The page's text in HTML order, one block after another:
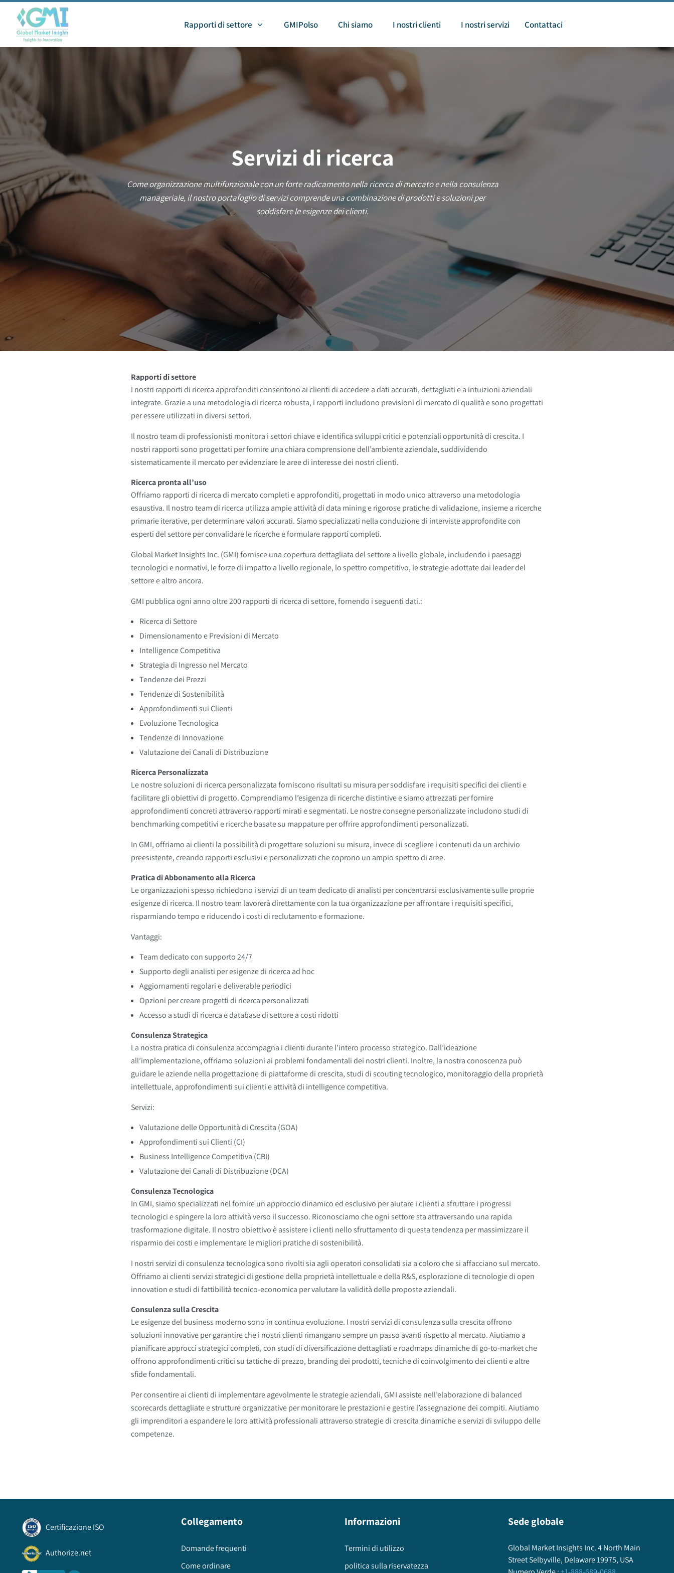
Rapporti di settore GMIPolso Chi siamo I nostri clienti I nostri servizi Contattaci
Servizi di ricerca
Come organizzazione multifunzionale con un forte radicamento nella ricerca di mercato e nella consulenza
manageriale, il nostro portafoglio di servizi comprende una combinazione di prodotti e soluzioni per
soddisfare le esigenze dei clienti.
Rapporti di settore
I nostri rapporti di ricerca approfonditi consentono ai clienti di accedere a dati accurati, dettagliati e a intuizioni aziendali
integrate. Grazie a una metodologia di ricerca robusta, i rapporti includono previsioni di mercato di qualità e sono progettati
per essere utilizzati in diversi settori.
Il nostro team di professionisti monitora i settori chiave e identifica sviluppi critici e potenziali opportunità di crescita. I
nostri rapporti sono progettati per fornire una chiara comprensione dell’ambiente aziendale, suddividendo
sistematicamente il mercato per evidenziare le aree di interesse dei nostri clienti.
Ricerca pronta all’uso
Offriamo rapporti di ricerca di mercato completi e approfonditi, progettati in modo unico attraverso una metodologia
esaustiva. Il nostro team di ricerca utilizza ampie attività di data mining e rigorose pratiche di validazione, insieme a ricerche
primarie iterative, per determinare valori accurati. Siamo specializzati nella conduzione di interviste approfondite con
esperti del settore per convalidare le ricerche e formulare rapporti completi.
Global Market Insights Inc. (GMI) fornisce una copertura dettagliata del settore a livello globale, includendo i paesaggi
tecnologici e normativi, le forze di impatto a livello regionale, lo spettro competitivo, le strategie adottate dai leader del
settore e altro ancora.
GMI pubblica ogni anno oltre 200 rapporti di ricerca di settore, fornendo i seguenti dati.:
Ricerca di Settore
Dimensionamento e Previsioni di Mercato
Intelligence Competitiva
Strategia di Ingresso nel Mercato
Tendenze dei Prezzi
Tendenze di Sostenibilità
Approfondimenti sui Clienti
Evoluzione Tecnologica
Tendenze di Innovazione
Valutazione dei Canali di Distribuzione
Ricerca Personalizzata
Le nostre soluzioni di ricerca personalizzata forniscono risultati su misura per soddisfare i requisiti specifici dei clienti e
facilitare gli obiettivi di progetto. Comprendiamo l’esigenza di ricerche distintive e siamo attrezzati per fornire
approfondimenti concreti attraverso rapporti mirati e segmentati. Le nostre consegne personalizzate includono studi di
benchmarking competitivi e ricerche basate su mappature per offrire approfondimenti personalizzati.
In GMI, offriamo ai clienti la possibilità di progettare soluzioni su misura, invece di scegliere i contenuti da un archivio
preesistente, creando rapporti esclusivi e personalizzati che coprono un ampio spettro di aree.
Pratica di Abbonamento alla Ricerca
Le organizzazioni spesso richiedono i servizi di un team dedicato di analisti per concentrarsi esclusivamente sulle proprie
esigenze di ricerca. Il nostro team lavorerà direttamente con la tua organizzazione per affrontare i requisiti specifici,
risparmiando tempo e riducendo i costi di reclutamento e formazione.
Vantaggi:
Team dedicato con supporto 24/7
Supporto degli analisti per esigenze di ricerca ad hoc
Aggiornamenti regolari e deliverable periodici
Opzioni per creare progetti di ricerca personalizzati
Accesso a studi di ricerca e database di settore a costi ridotti
Consulenza Strategica
La nostra pratica di consulenza accompagna i clienti durante l’intero processo strategico. Dall’ideazione
all’implementazione, offriamo soluzioni ai problemi fondamentali dei nostri clienti. Inoltre, la nostra conoscenza può
guidare le aziende nella progettazione di piattaforme di crescita, studi di scouting tecnologico, monitoraggio della proprietà
intellettuale, approfondimenti sui clienti e attività di intelligence competitiva.
Servizi:
Valutazione delle Opportunità di Crescita (GOA)
Approfondimenti sui Clienti (CI)
Business Intelligence Competitiva (CBI)
Valutazione dei Canali di Distribuzione (DCA)
Consulenza Tecnologica
In GMI, siamo specializzati nel fornire un approccio dinamico ed esclusivo per aiutare i clienti a sfruttare i progressi
tecnologici e spingere la loro attività verso il successo. Riconosciamo che ogni settore sta attraversando una rapida
trasformazione digitale. Il nostro obiettivo è assistere i clienti nello sfruttamento di questa tendenza per massimizzare il
risparmio dei costi e implementare le migliori pratiche di sostenibilità.
I nostri servizi di consulenza tecnologica sono rivolti sia agli operatori consolidati sia a coloro che si affacciano sul mercato.
Offriamo ai clienti servizi strategici di gestione della proprietà intellettuale e della R&S, esplorazione di tecnologie di open
innovation e studi di fattibilità tecnico-economica per valutare la validità delle proposte aziendali.
Consulenza sulla Crescita
Le esigenze del business moderno sono in continua evoluzione. I nostri servizi di consulenza sulla crescita offrono
soluzioni innovative per garantire che i nostri clienti rimangano sempre un passo avanti rispetto al mercato. Aiutiamo a
pianificare approcci strategici completi, con studi di diversificazione dettagliati e roadmaps dinamiche di go-to-market che
offrono approfondimenti critici su tattiche di prezzo, branding dei prodotti, tecniche di coinvolgimento dei clienti e altre
sfide fondamentali.
Per consentire ai clienti di implementare agevolmente le strategie aziendali, GMI assiste nell’elaborazione di balanced
scorecards dettagliate e strutture organizzative per monitorare le prestazioni e gestire l’assegnazione dei compiti. Aiutiamo
gli imprenditori a espandere le loro attività professionali attraverso strategie di crescita dinamiche e servizi di sviluppo delle
competenze.
Certificazione ISO
Authorize.net
Collegamento
Domande frequenti
Come ordinare
Informazioni
Termini di utilizzo
politica sulla riservatezza
Sede globale
Global Market Insights Inc. 4 North Main
Street Selbyville, Delaware 19975, USA